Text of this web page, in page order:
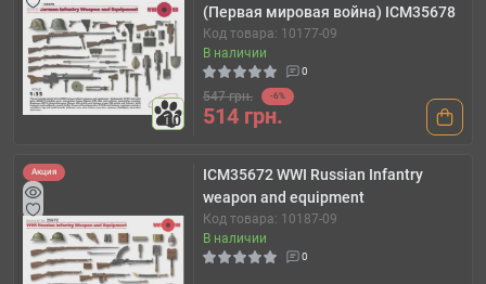
10
(Первая мировая война) ICM35678
Код товара: 10177-09
В наличии
0
547 грн. -6%
514 грн.
Акция
ICM35672 WWI Russian Infantry
weapon and equipment
Код товара: 10187-09
В наличии
0